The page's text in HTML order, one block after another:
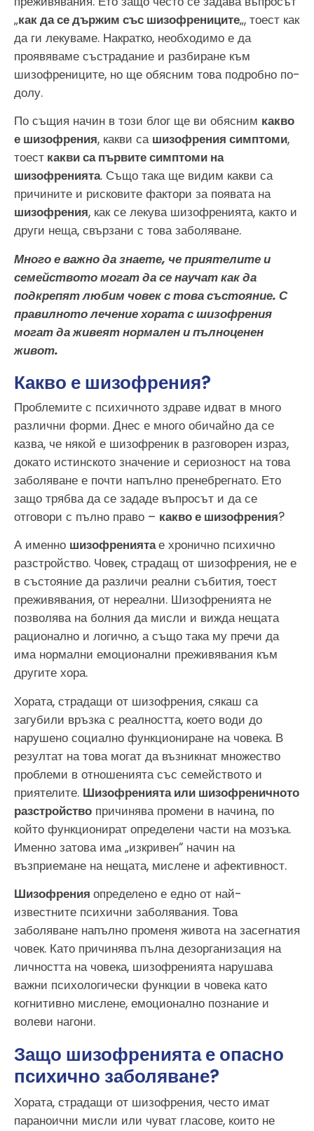
„как да се държим със шизофрениците„, тоест как
да ги лекуваме. Накратко, необходимо е да
проявяваме състрадание и разбиране към
шизофрениците, но ще обясним това подробно по-
долу.
По същия начин в този блог ще ви обясним какво
е шизофрения, какви са шизофрения симптоми,
тоест какви са първите симптоми на
шизофренията. Също така ще видим какви са
причините и рисковите фактори за появата на
шизофрения, как се лекува шизофренията, както и
други неща, свързани с това заболяване.
Многое важно да знаете, че приятелите и
семейството могат да се научат как да
подкрепят любим човек с това състояние. С
правилното лечение хората с шизофрения
могат да живеят нормален и пълноценен
живот.
Какво е шизофрения?
Проблемите с психичното здраве идват в много
различни форми. Днес е много обичайно да се
казва, че някой е шизофреник в разговорен израз,
докато истинското значение и сериозност на това
заболяване е почти напълно пренебрегнато. Ето
защо трябва да се зададе въпросът и да се
отговори с пълно право – какво е шизофрения?
А именно шизофрениятае хронично психично
разстройство. Човек, страдащ от шизофрения, не е
в състояние да различи реални събития, тоест
преживявания, от нереални. Шизофренията не
позволява на болния да мисли и вижда нещата
рационално и логично, а също така му пречи да
има нормални емоционални преживявания към
другите хора.
Хората, страдащи от шизофрения, сякаш са
загубили връзка с реалността, което води до
нарушено социално функциониране на човека. В
резултат на това могат да възникнат множество
проблеми в отношенията със семейството и
приятелите. Шизофренията или шизофреничното
разстройство причинява промени в начина, по
който функционират определени части на мозъка.
Именно затова има „изкривен“ начин на
възприемане на нещата, мислене и афективност.
Шизофрения определено е едно от най-
известните психични заболявания. Това
заболяване напълно променя живота на засегнатия
човек. Като причинява пълна дезорганизация на
личността на човека, шизофренията нарушава
важни психологически функции в човека като
когнитивно мислене, емоционално познание и
волеви нагони.
Защо шизофренията е опасно
психично заболяване?
Хората, страдащи от шизофрения, често имат
параноични мисли или чуват гласове, които не